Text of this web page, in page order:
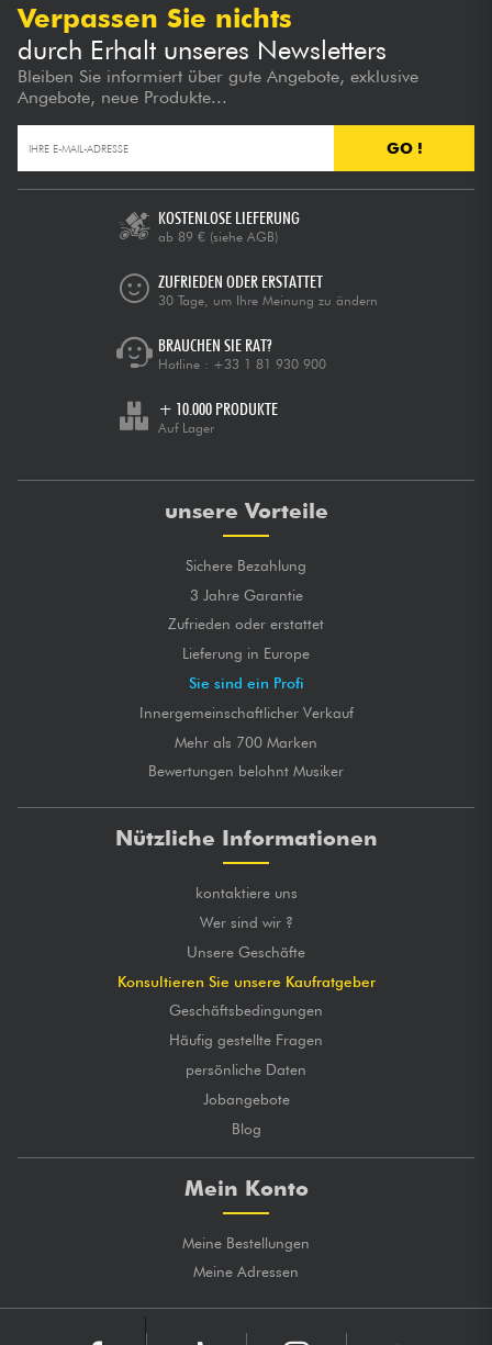
Verpassen Sie nichts
durch Erhalt unseres Newsletters
Bleiben Sie informiert über gute Angebote, exklusive
Angebote, neue Produkte...
GO !
KOSTENLOSE LIEFERUNG
ab 89 € (siehe AGB)
ZUFRIEDEN ODER ERSTATTET
30 Tage, um Ihre Meinung zu ändern
BRAUCHEN SIE RAT?
Hotline : +33 1 81 930 900
+ 10.000 PRODUKTE
Auf Lager
unsere Vorteile
Sichere Bezahlung
3 Jahre Garantie
Zufrieden oder erstattet
Lieferung in Europe
Sie sind ein Profi
Innergemeinschaftlicher Verkauf
Mehr als 700 Marken
Bewertungen belohnt Musiker
Nützliche Informationen
kontaktiere uns
Wer sind wir ?
Unsere Geschäfte
Konsultieren Sie unsere Kaufratgeber
Geschäftsbedingungen
Häufig gestellte Fragen
persönliche Daten
Jobangebote
Blog
Mein Konto
Meine Bestellungen
Meine Adressen